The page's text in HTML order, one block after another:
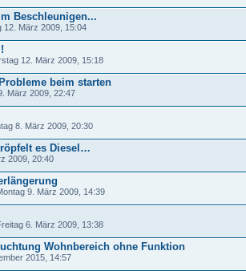
Beschleunigen...
12. März 2009, 15:04
12. März 2009, 15:18
beim starten
März 2009, 22:47
8. März 2009, 20:30
es Diesel…
2009, 20:40
9. März 2009, 14:39
6. März 2009, 13:38
Wohnbereich ohne Funktion
2015, 14:57